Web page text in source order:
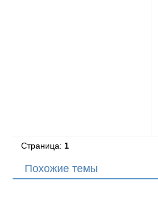
Страница: 1
Похожие темы